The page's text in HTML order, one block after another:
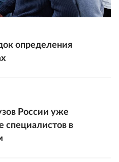
определения
России уже
специалистов в